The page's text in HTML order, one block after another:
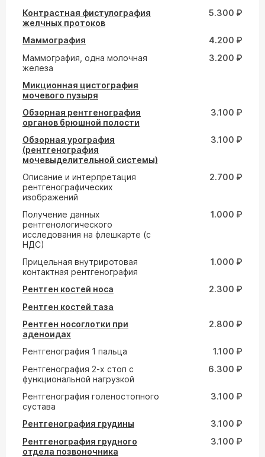
Контрастная фистулография
желчных протоков
5.300 ₽
Маммография
4.200 ₽
Маммография, одна молочная
железа
3.200 ₽
Микционная цистография
мочевого пузыря
Обзорная рентгенография
органов брюшной полости
3.100 ₽
Обзорная урография
(рентгенография
мочевыделительной системы)
3.100 ₽
Описание и интерпретация
рентгенографических
изображений
2.700 ₽
Получение данных
рентгенологического
исследования на флешкарте (с
НДС)
1.000 ₽
Прицельная внутриротовая
контактная рентгенография
1.000 ₽
Рентген костей носа
2.300 ₽
Рентген костей таза
Рентген носоглотки при
аденоидах
2.800 ₽
Рентгенография 1 пальца
1.100 ₽
Рентгенография 2-х стоп с
функциональной нагрузкой
6.300 ₽
Рентгенография голеностопного
сустава
3.100 ₽
Рентгенография грудины
3.100 ₽
Рентгенография грудного
отдела позвоночника
3.100 ₽